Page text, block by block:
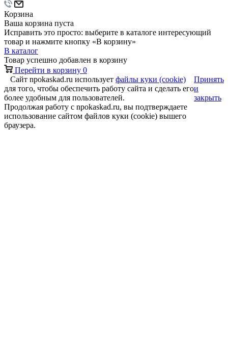
Корзина
Ваша корзина пуста
Исправить это просто: выберите в каталоге интересующий
товар и нажмите кнопку «В корзину»
В каталог
Товар успешно добавлен в корзину
Перейти в корзину 0
Сайт npokaskad.ru использует файлы куки (cookie)
для того, чтобы обеспечить работу сайта и сделать его
более удобным для пользователей.
Продолжая работу с npokaskad.ru, вы подтверждаете
использование сайтом файлов куки (cookie) вышего
браузера.
Принять
и
закрыть